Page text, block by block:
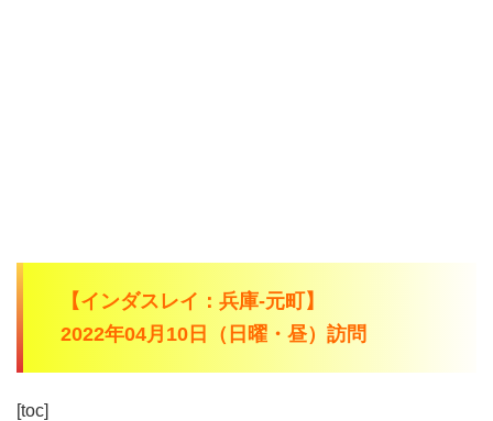
【インダスレイ：兵庫-元町】
2022年04月10日（日曜・昼）訪問
[toc]